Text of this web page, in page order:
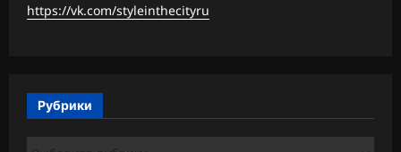
https://vk.com/styleinthecityru
Рубрики